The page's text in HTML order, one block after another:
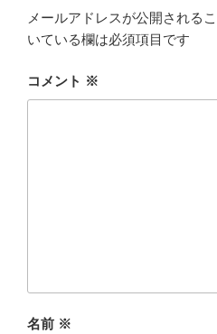
メールアドレスが公開される
いている欄は必須項目です
コメント ※
名前 ※